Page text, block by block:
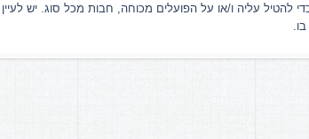
להטיל עליה ו/או על הפועלים מכוחה, חבות מכל סוג. יש